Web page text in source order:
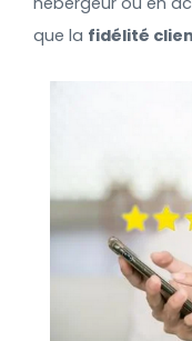
que la fidélité